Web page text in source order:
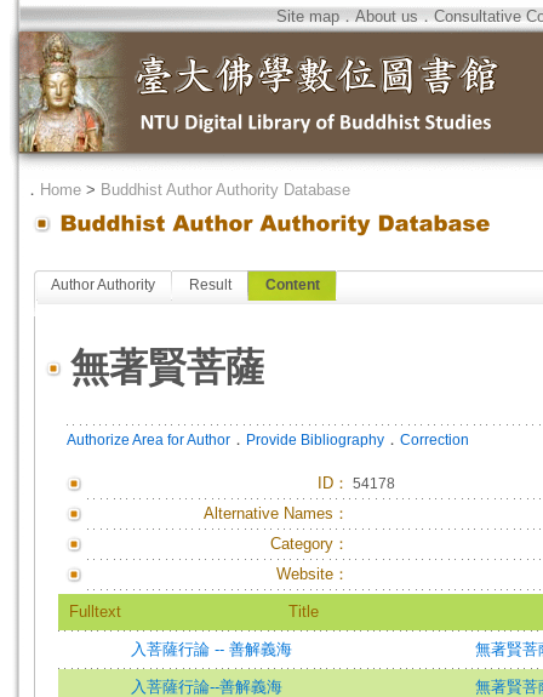
Site map．About us．Consultative
． Home > Buddhist Author Authority Database
Author Authority Result Content
無著賢菩薩
Authorize Area for Author ． Provide Bibliography ． Correction
ID ： 54178
Alternative Names：
Category：
Website：
Fulltext Title
入菩薩行論 -- 善解義海 無著賢菩
入菩薩行論--善解義海 無著賢菩